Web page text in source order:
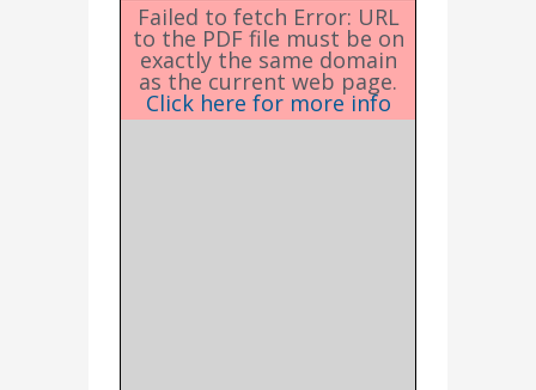
Failed to fetch Error: URL
to the PDF file must be on
exactly the same domain
as the current web page.
Click here for more info